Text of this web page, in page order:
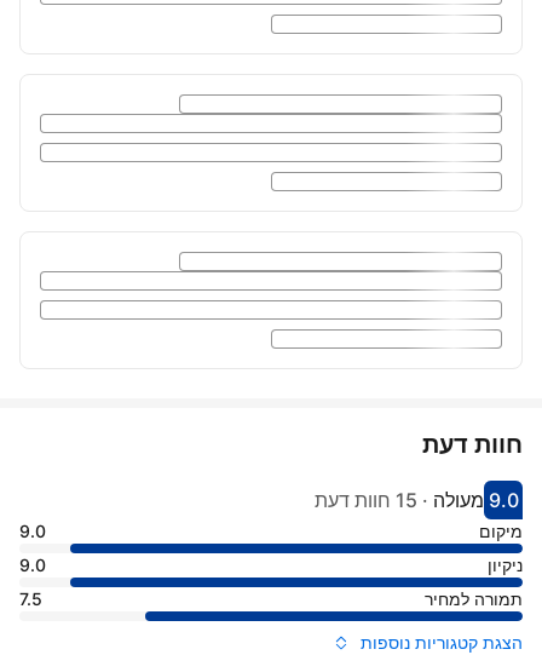
חוות דעת
קיבל ציון 9
9.0
הדירוג של מקום אירוח זה: מעולה
מעולה · 15 חוות דעת
מיקום
9.0
ניקיון
9.0
תמורה למחיר
7.5
הצגת קטגוריות נוספות